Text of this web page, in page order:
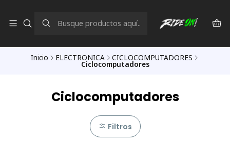
Inicio ELECTRONICA CICLOCOMPUTADORES
Ciclocomputadores
Ciclocomputadores
Filtros